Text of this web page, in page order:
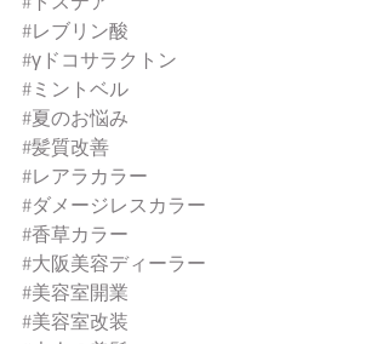
#レブリン酸
#γドコサラクトン
#ミントベル
#夏のお悩み
#髪質改善
#レアラカラー
#ダメージレスカラー
#香草カラー
#大阪美容ディーラー
#美容室開業
#美容室改装